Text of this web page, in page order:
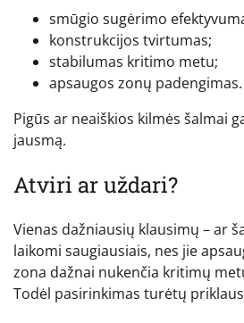
smūgio sugėrimo
konstrukcijos tvirtumas;
stabilumas kritimo metu;
apsaugos zonų padengimas.
Pigūs ar neaiškios kilmės šalmai
jausmą.
Atviri ar uždari?
Vienas dažniausių klausimų – ar
laikomi saugiausiais, nes jie
zona dažnai nukenčia kritimų
Todėl pasirinkimas turėtų